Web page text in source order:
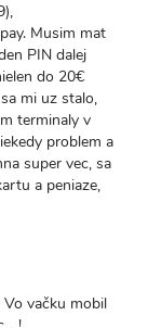
Musim mat
PIN dalej
do 20€
mi uz stalo,
terminaly v
problem a
super vec, sa
a peniaze,
vačku mobil